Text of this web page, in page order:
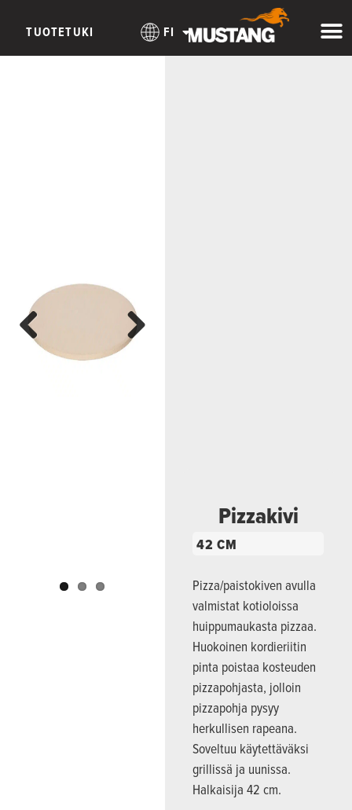
TUOTETUKI FI
Pizzakivi
42 CM
Pizza/paistokiven avulla
valmistat kotioloissa
huippumaukasta pizzaa.
Huokoinen kordieriitin
pinta poistaa kosteuden
pizzapohjasta, jolloin
pizzapohja pysyy
herkullisen rapeana.
Soveltuu käytettäväksi
grillissä ja uunissa.
Halkaisija 42 cm.
Previous